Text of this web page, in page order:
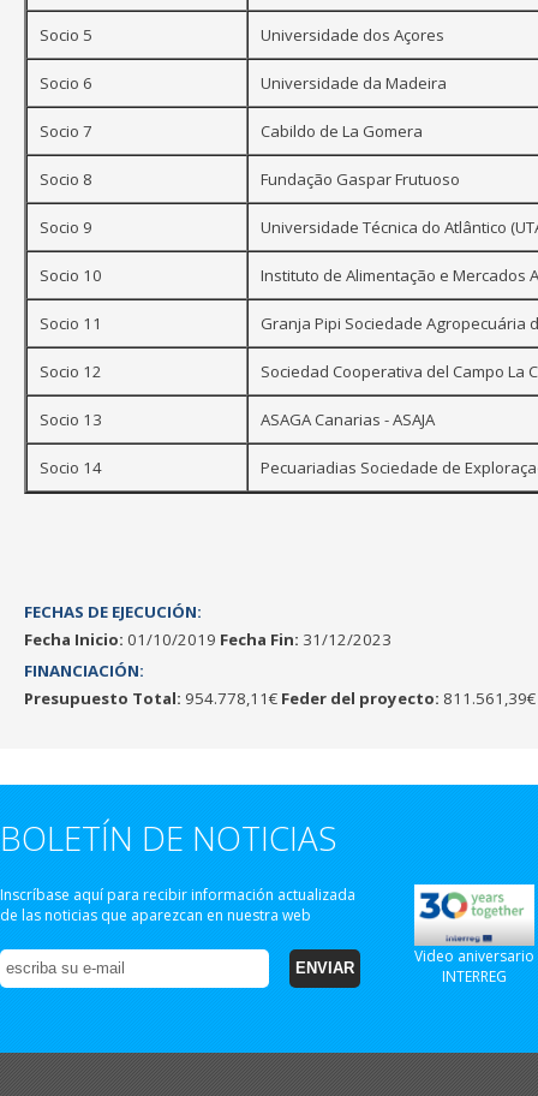
Socio 5 Universidade dos Açores
Socio 6 Universidade da Madeira
Socio 7 Cabildo de La Gomera
Socio 8 Fundação Gaspar Frutuoso
Socio 9 Universidade Técnica do Atlântico
Socio 10 Instituto de Alimentação e Mercados
Socio 11 Granja Pipi Sociedade Agropecuária
Socio 12 Sociedad Cooperativa del Campo La
Socio 13 ASAGA Canarias - ASAJA
Socio 14 Pecuariadias Sociedade de
FECHAS DE EJECUCIÓN:
Fecha Inicio: 01/10/2019 Fecha Fin: 31/12/2023
FINANCIACIÓN:
Presupuesto Total: 954.778,11€ Feder del proyecto: 811.561,39€
BOLETÍN DE NOTICIAS
Inscríbase aquí para recibir información actualizada
de las noticias que aparezcan en nuestra web
Video aniversario
INTERREG